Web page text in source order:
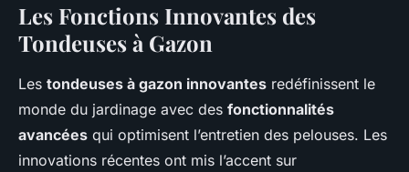
Les Fonctions Innovantes des
Tondeuses à Gazon
Les tondeuses à gazon innovantes redéfinissent le
monde du jardinage avec des fonctionnalités
avancées qui optimisent l’entretien des pelouses. Les
innovations récentes ont mis l’accent sur